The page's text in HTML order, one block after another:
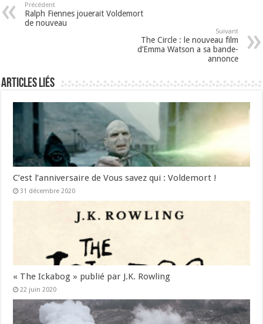
Précédent
Ralph Fiennes jouerait Voldemort
de nouveau
Suivant
The Circle : le nouveau film
d’Emma Watson a sa bande-
annonce
Articles liés
C’est l’anniversaire de Vous savez qui : Voldemort !
31 décembre 2020
« The Ickabog » publié par J.K. Rowling
22 juin 2020